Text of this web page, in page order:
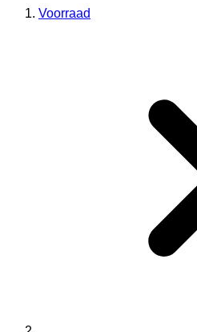
Voorraad